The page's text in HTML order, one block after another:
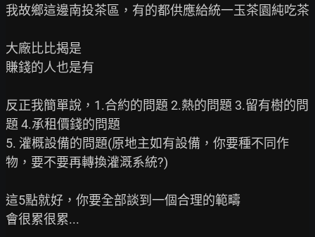
我故鄉這邊南投茶區，有的都供應給統一玉茶園純吃茶
大廠比比揭是
賺錢的人也是有
反正我簡單說，1.合約的問題 2.熱的問題 3.留有樹的問
題 4.承租價錢的問題
5. 灌概設備的問題(原地主如有設備，你要種不同作
物，要不要再轉換灌溉系統?)
這5點就好，你要全部談到一個合理的範疇
會很累很累...